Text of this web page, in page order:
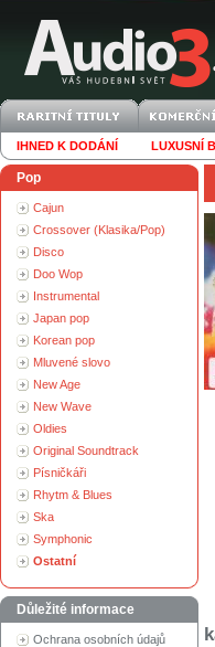
IHNED K DODÁNÍ LUXUSNÍ
Pop
Cajun
Crossover (Klasika/Pop)
Disco
Doo Wop
Instrumental
Japan pop
Korean pop
Mluvené slovo
New Age
New Wave
Oldies
Original Soundtrack
Písničkáři
Rhytm & Blues
Ska
Symphonic
Ostatní
Důležité informace
Ochrana osobních údajů